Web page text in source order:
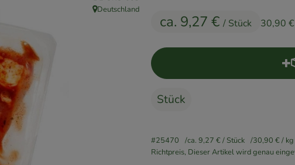
ca. 9,27 € / Stück 30,90 €
, Herkunft:
Deutschland
Stück
#25470 ca. 9,27 € / Stück 30,90 € / kg
Richtpreis, Dieser Artikel wird genau